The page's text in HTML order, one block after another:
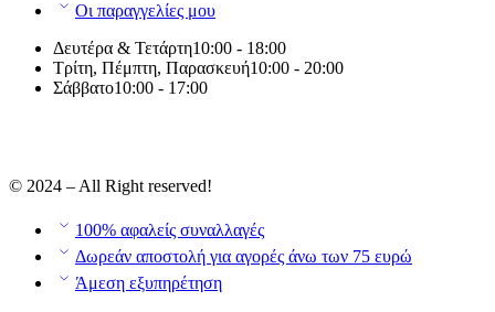
Οι παραγγελίες μου
Δευτέρα & Τετάρτη10:00 - 18:00
Τρίτη, Πέμπτη, Παρασκευή10:00 - 20:00
Σάββατο10:00 - 17:00
© 2024 – All Right reserved!
100% αφαλείς συναλλαγές
Δωρεάν αποστολή για αγορές άνω των 75 ευρώ
Άμεση εξυπηρέτηση